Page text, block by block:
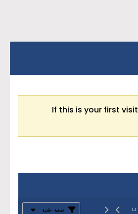
If this is your first
لـ1 تصفية - فلترة